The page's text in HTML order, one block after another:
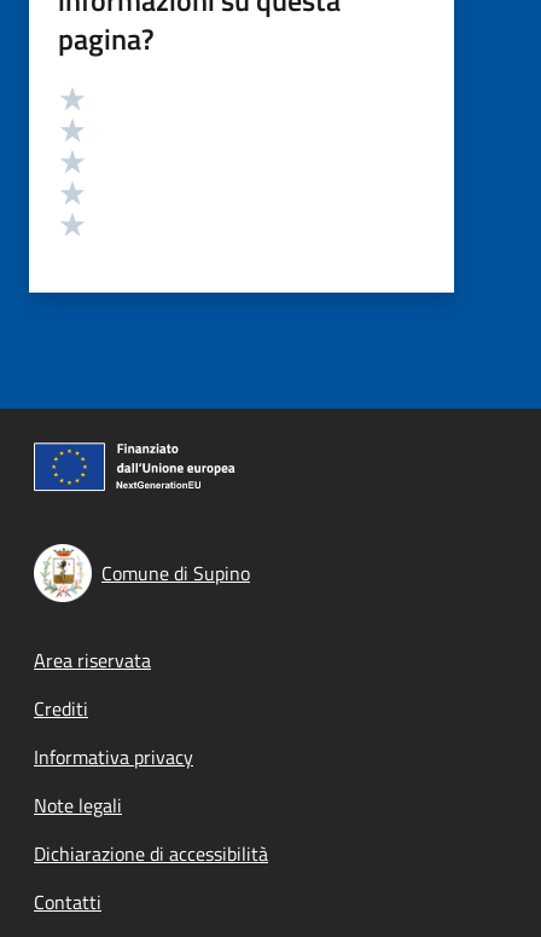
pagina?
Valutazione
Comune di Supino
Footer menu
Area riservata
Crediti
Informativa privacy
Note legali
Dichiarazione di accessibilità
Contatti